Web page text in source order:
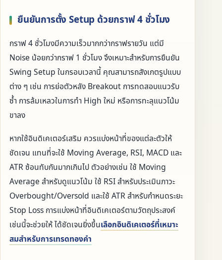
ยืนยันการตั้ง Setup ด้วยกราฟ 4 ชั่วโมง
กราฟ 4 ชั่วโมงมีความเร็วมากกว่ากราฟรายวัน แต่มี
Noise น้อยกว่ากราฟ 1 ชั่วโมง จึงเหมาะสำหรับการยืนยัน
Swing Setup ในกรอบเวลานี้ คุณสามารถสังเกตรูปแบบ
ต่าง ๆ เช่น การย่อตัวหลัง Breakout การทดสอบแนวรับ
ซ้ำ การล้มเหลวในการทำ High ใหม่ หรือการทะลุแนวโน้ม
ขาลง
หากใช้อินดิเคเตอร์เสริม ควรแบ่งหน้าที่ของแต่ละตัวให้
ชัดเจน แทนที่จะใช้ Moving Average, RSI, MACD และ
ATR ซ้อนทับกันมากเกินไป ตัวอย่างเช่น ใช้ Moving
Average สำหรับดูแนวโน้ม ใช้ RSI สำหรับประเมินภาวะ
Overbought/Oversold และใช้ ATR สำหรับกำหนดระยะ
Stop Loss การแบ่งหน้าที่อินดิเคเตอร์ตามวัตถุประสงค์
เช่นนี้จะช่วยให้ ได้ชัดเจนยิ่งขึ้นเลือกอินดิเคเตอร์ที่เหมาะ
สมสำหรับการเทรดทองคำ